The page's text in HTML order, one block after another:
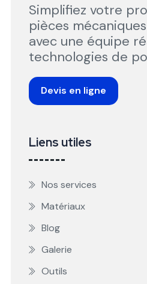
Simplifiez votre
pièces
avec une équipe
technologies de
Devis en ligne
Liens utiles
Nos services
Matériaux
Blog
Galerie
Outils